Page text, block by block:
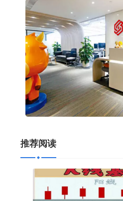
推荐阅读